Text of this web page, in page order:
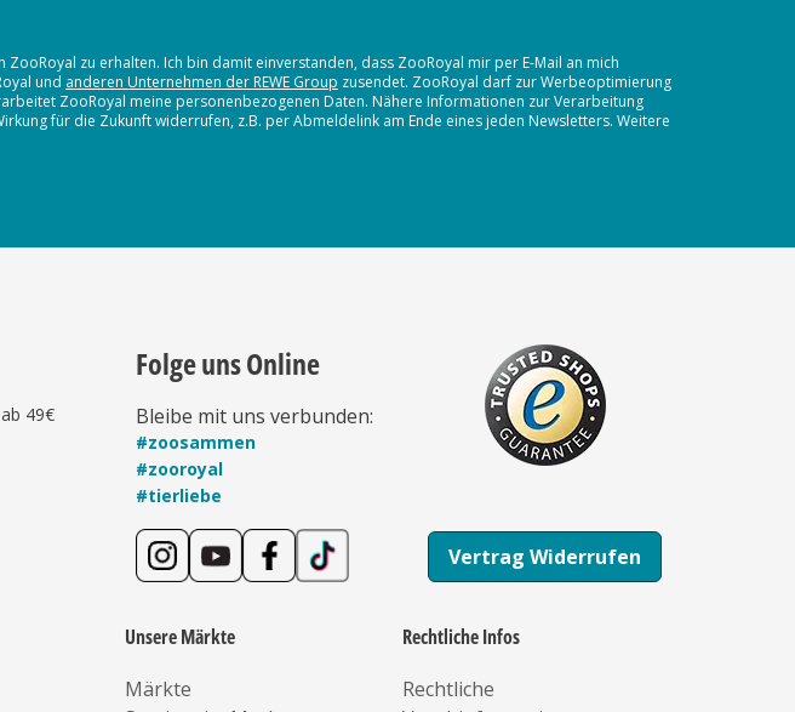
ZooRoyal zu erhalten. Ich bin damit einverstanden, dass ZooRoyal mir per E-Mail an mich
und anderen Unternehmen der REWE Group zusendet. ZooRoyal darf zur Werbeoptimierung
ZooRoyal meine personenbezogenen Daten. Nähere Informationen zur Verarbeitung
für die Zukunft widerrufen, z.B. per Abmeldelink am Ende eines jeden Newsletters. Weitere
49€
Folge uns Online
Bleibe mit uns verbunden:
#zoosammen
#zooroyal
#tierliebe
Vertrag Widerrufen
Unsere Märkte
Märkte
Rechtliche Infos
Rechtliche